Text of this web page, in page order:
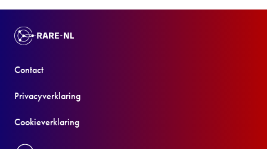
Contact
Privacyverklaring
Cookieverklaring